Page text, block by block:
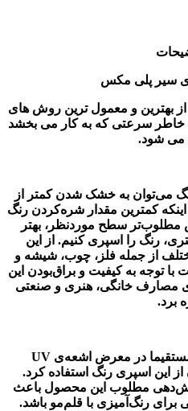
سیر پلی مکس
بهترین و معمول ترین روش های
خاطر سرعتی که به کار می بخشد
می شود.
می‌توان به خشک‌ شدن کمتر از
اینکه کمترین مقدار شره‌کردن رنگ
سطح موردنظر، بهتر
۲۵ سانتی‌متری، رنگ را اسپری کنیم. از این
از جمله فلز، چوب، شیشه و
با توجه به کیفیت و براق‌بودن این
مصارف خانگی، هنری و صنعتی
برد.
همچنین روی سطوحی که مستقیما در معرض اشعه‌ی UV
این اسپری رنگ استفاده کرد.
مطلوب این محصول باعث
برای رنگ‌آمیزی با قلم‌مو باشد.